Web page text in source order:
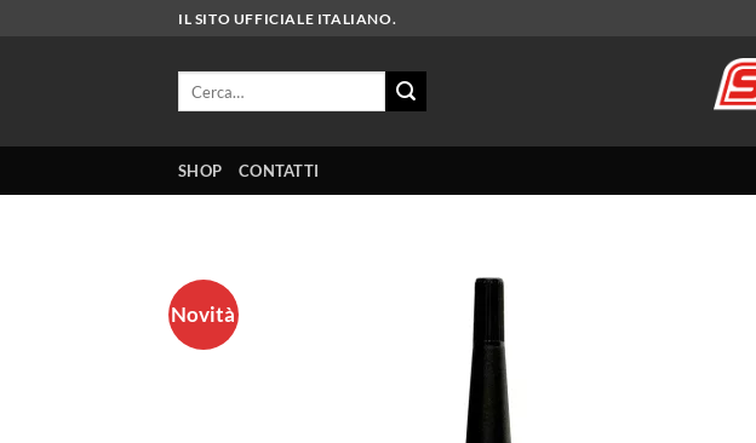
IL SITO UFFICIALE ITALIANO.
SHOP CONTATTI
Novità